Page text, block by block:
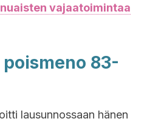
vajaatoimintaa
83-
lausunnossaan hänen